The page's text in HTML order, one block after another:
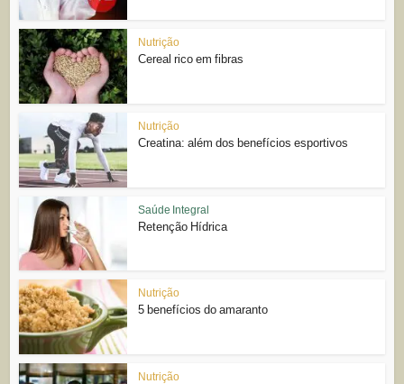
Nutrição
Cereal rico em fibras
Nutrição
Creatina: além dos benefícios esportivos
Saúde Integral
Retenção Hídrica
Nutrição
5 benefícios do amaranto
Nutrição